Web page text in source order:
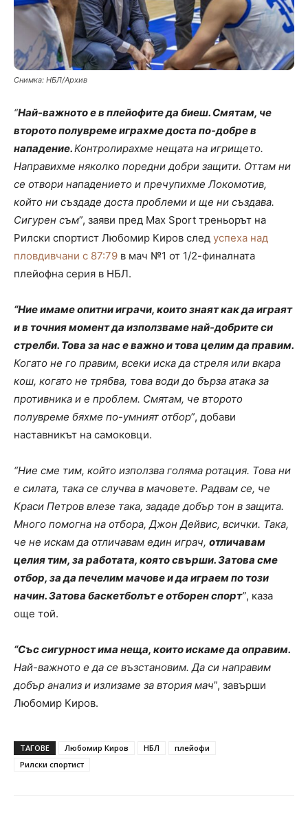
Снимка: НБЛ/Архив
“Най-важното е в плейофите да биеш. Смятам, че
второто полувреме играхме доста по-добре в
нападение.Контролирахме нещата на игрището.
Направихме няколко поредни добри защити. Оттам ни
се отвори нападението и пречупихме Локомотив,
който ни създаде доста проблеми и ще ни създава.
Сигурен съм”, заяви пред Max Sport треньорът на
Рилски спортист Любомир Киров след успеха над
пловдивчани с 87:79 в мач №1 от 1/2-финалната
плейофна серия в НБЛ.
“Ние имаме опитни играчи, които знаят как да играят
и в точния момент да използваме най-добрите си
стрелби. Това за нас е важно и това целим да правим.
Когато не го правим, всеки иска да стреля или вкара
кош, когато не трябва, това води до бърза атака за
противника и е проблем. Смятам, че второто
полувреме бяхме по-умният отбор”, добави
наставникът на самоковци.
“Ние сме тим, който използва голяма ротация. Това ни
е силата, така се случва в мачовете. Радвам се, че
Краси Петров влезе така, зададе добър тон в защита.
Много помогна на отбора, Джон Дейвис, всички. Така,
че не искам да отличавам един играч, отличавам
целия тим, за работата, която свърши. Затова сме
отбор, за да печелим мачове и да играем по този
начин. Затова баскетболът е отборен спорт”, каза
още той.
“Със сигурност има неща, които искаме да оправим.
Най-важното е да се възстановим. Да си направим
добър анализ и излизаме за втория мач”, завърши
Любомир Киров.
ТАГОВЕ Любомир Киров НБЛ
плейофи
Рилски спортист